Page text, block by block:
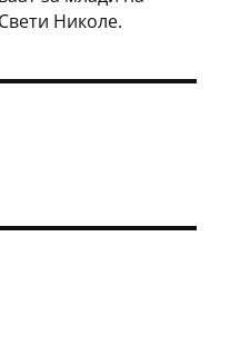
Николе.